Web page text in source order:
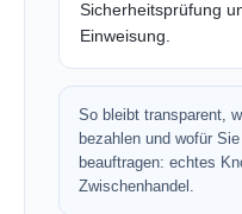
Sicherheitsprüfung
Einweisung.
So bleibt transparent,
bezahlen und wofür
beauftragen: echtes
Zwischenhandel.